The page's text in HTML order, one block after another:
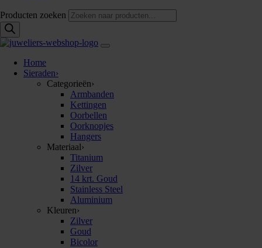
Producten zoeken
Home
Sieraden›
Categorieën›
Armbanden
Kettingen
Oorbellen
Oorknopjes
Hangers
Materiaal›
Titanium
Zilver
14 krt. Goud
Stainless Steel
Aluminium
Kleuren›
Zilver
Goud
Bicolor